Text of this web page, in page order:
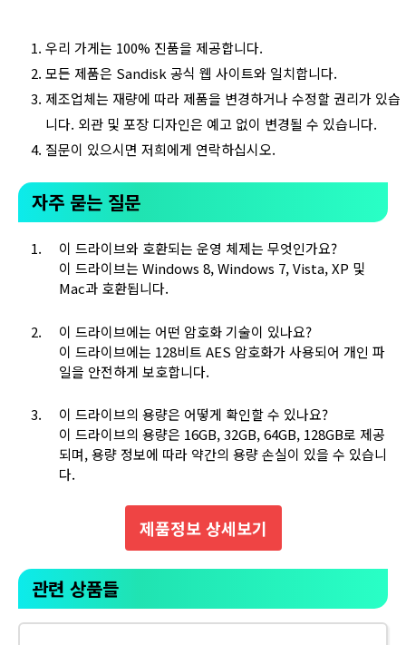
우리 가게는 100% 진품을 제공합니다.
모든 제품은 Sandisk 공식 웹 사이트와 일치합니다.
제조업체는 재량에 따라 제품을 변경하거나 수정할 권리가 있습
니다. 외관 및 포장 디자인은 예고 없이 변경될 수 있습니다.
질문이 있으시면 저희에게 연락하십시오.
자주 묻는 질문
이 드라이브와 호환되는 운영 체제는 무엇인가요?
이 드라이브는 Windows 8, Windows 7, Vista, XP 및
Mac과 호환됩니다.
이 드라이브에는 어떤 암호화 기술이 있나요?
이 드라이브에는 128비트 AES 암호화가 사용되어 개인 파
일을 안전하게 보호합니다.
이 드라이브의 용량은 어떻게 확인할 수 있나요?
이 드라이브의 용량은 16GB, 32GB, 64GB, 128GB로 제공
되며, 용량 정보에 따라 약간의 용량 손실이 있을 수 있습니
다.
제품정보 상세보기
관련 상품들